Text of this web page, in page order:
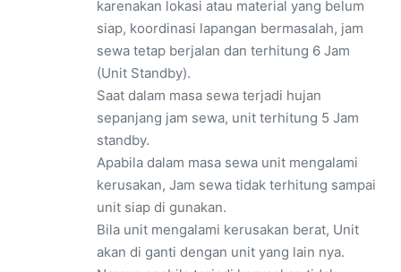
karenakan lokasi atau material yang belum
siap, koordinasi lapangan bermasalah, jam
sewa tetap berjalan dan terhitung 6 Jam
(Unit Standby).
Saat dalam masa sewa terjadi hujan
sepanjang jam sewa, unit terhitung 5 Jam
standby.
Apabila dalam masa sewa unit mengalami
kerusakan, Jam sewa tidak terhitung sampai
unit siap di gunakan.
Bila unit mengalami kerusakan berat, Unit
akan di ganti dengan unit yang lain nya.